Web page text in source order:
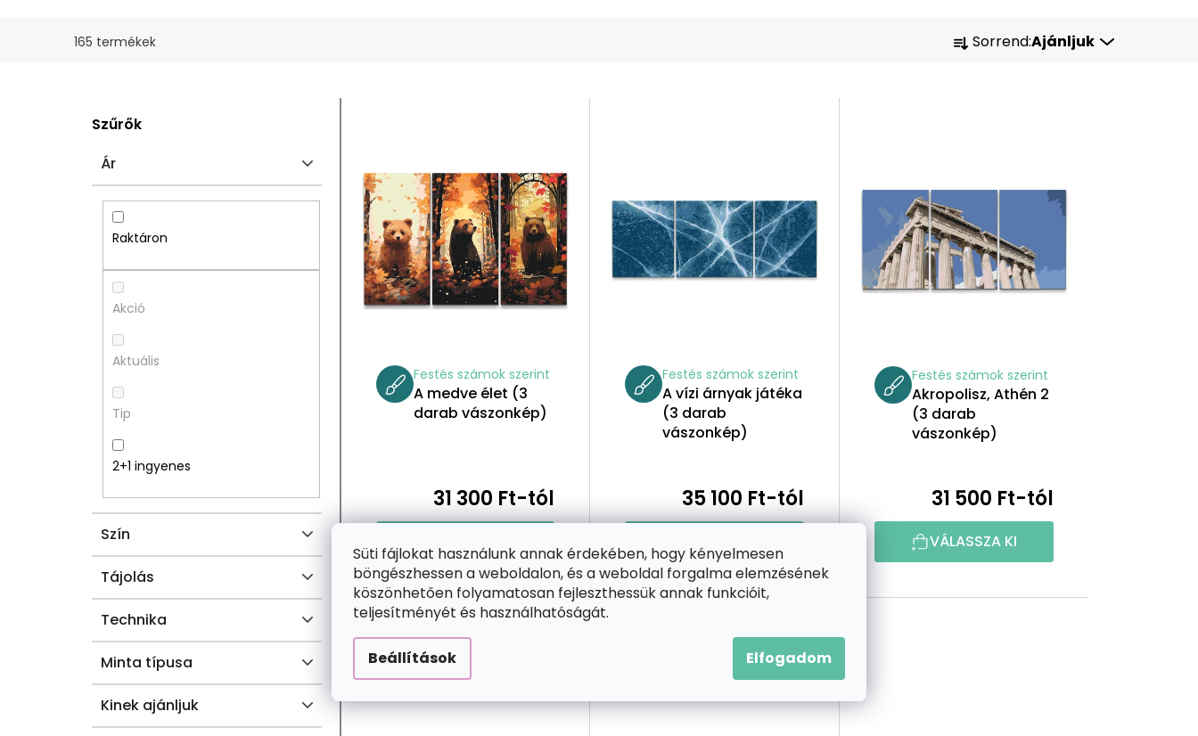
Süti fájlokat használunk annak érdekében, hogy kényelmesen
böngészhessen a weboldalon, és a weboldal forgalma elemzésének
köszönhetően folyamatosan fejleszthessük annak funkcióit,
teljesítményét és használhatóságát.
Beállítások Elfogadom
165 termékek
T
É
K
E
E
N
E
Z
Sorrend:Ajánljuk
O
D
Szűrők
Ár
Raktáron
Akció
Aktuális
Tip
2+1 ingyenes
Szín
Tájolás
Technika
Minta típusa
Kinek ajánljuk
M
S
T
Á
J
Festés számok szerint
A medve élet (3
darab vászonkép)
31 300 Ft-tól
Festés számok szerint
A vízi árnyak játéka
(3 darab
vászonkép)
35 100 Ft-tól
Festés számok szerint
Akropolisz, Athén 2
(3 darab
vászonkép)
31 500 Ft-tól
VÁLASSZA KI